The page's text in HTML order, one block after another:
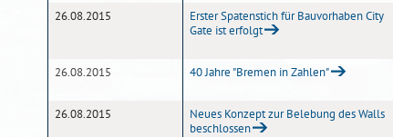
26.08.2015
Erster Spatenstich für Bauvorhaben City
Gate ist erfolgt
26.08.2015
40 Jahre "Bremen in Zahlen"
26.08.2015
Neues Konzept zur Belebung des Walls
beschlossen